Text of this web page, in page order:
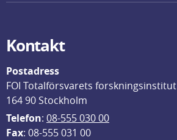
Kontakt
Postadress
FOI Totalförsvarets forskningsinstitut
164 90 Stockholm
Telefon: 08-555 030 00
Fax: 08-555 031 00